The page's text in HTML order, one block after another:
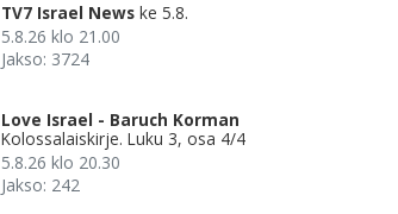
TV7 Israel News ke 5.8.
5.8.26 klo 21.00
Jakso: 3724
Love Israel - Baruch Korman
Kolossalaiskirje. Luku 3, osa 4/4
5.8.26 klo 20.30
Jakso: 242